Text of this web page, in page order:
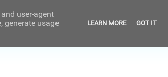
user-agent
generate usage
LEARN MORE GOT IT